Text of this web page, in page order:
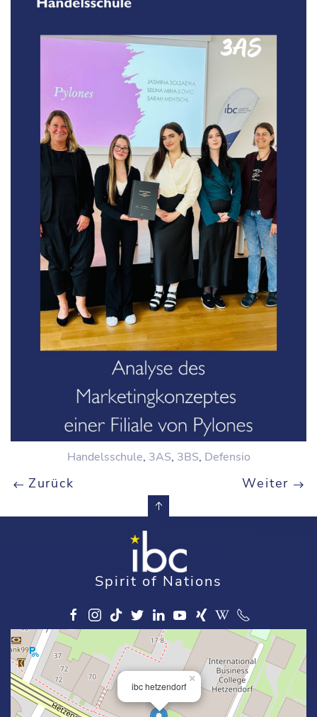
Handelsschule, 3AS, 3BS, Defensio
Zurück Weiter
Spirit of Nations
ibc hetzendorf
×